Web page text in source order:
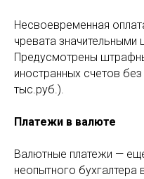
Несвоевременная
чревата
Предусмотрены
иностранных счетов
тыс.руб.).
Платежи в валюте
Валютные платежи —
неопытного